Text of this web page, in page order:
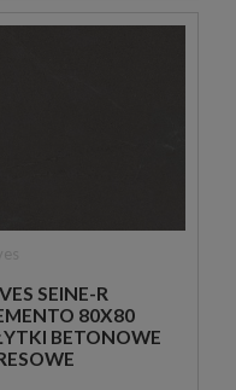
SEINE-R
80X80
BETONOWE